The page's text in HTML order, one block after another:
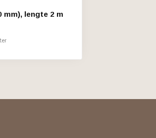
mm), lengte 2 m